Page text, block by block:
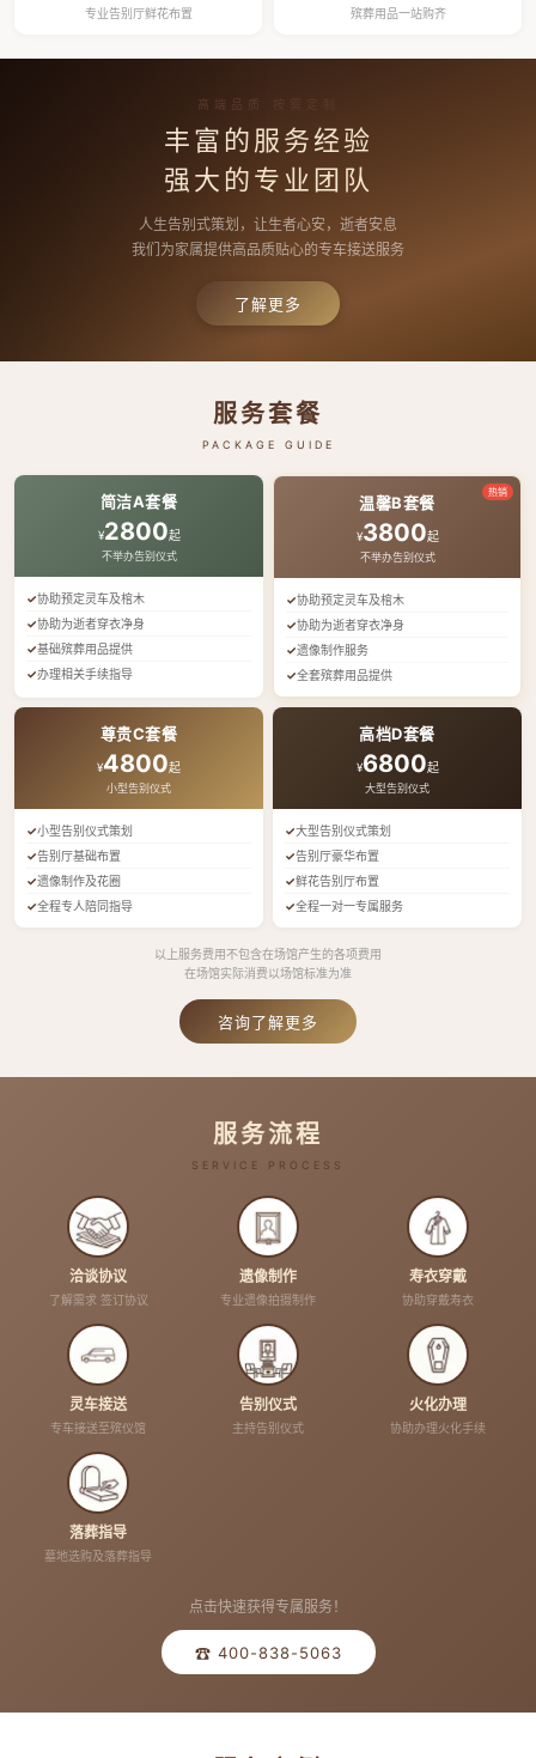
专业告别厅鲜花布置 殡葬用品一站购齐
高端品质 按需定制
丰富的服务经验
强大的专业团队
人生告别式策划，让生者心安，逝者安息
我们为家属提供高品质贴心的专车接送服务
了解更多
服务套餐
PACKAGE GUIDE
简洁A套餐
¥2800起
不举办告别仪式
协助预定灵车及棺木
协助为逝者穿衣净身
基础殡葬用品提供
办理相关手续指导
热销
温馨B套餐
¥3800起
不举办告别仪式
协助预定灵车及棺木
协助为逝者穿衣净身
遗像制作服务
全套殡葬用品提供
尊贵C套餐
¥4800起
小型告别仪式
小型告别仪式策划
告别厅基础布置
遗像制作及花圈
全程专人陪同指导
高档D套餐
¥6800起
大型告别仪式
大型告别仪式策划
告别厅豪华布置
鲜花告别厅布置
全程一对一专属服务
以上服务费用不包含在场馆产生的各项费用
在场馆实际消费以场馆标准为准
咨询了解更多
服务流程
SERVICE PROCESS
洽谈协议
了解需求 签订协议
遗像制作
专业遗像拍摄制作
寿衣穿戴
协助穿戴寿衣
灵车接送
专车接送至殡仪馆
告别仪式
主持告别仪式
火化办理
协助办理火化手续
落葬指导
墓地选购及落葬指导
点击快速获得专属服务！
☎ 400-838-5063